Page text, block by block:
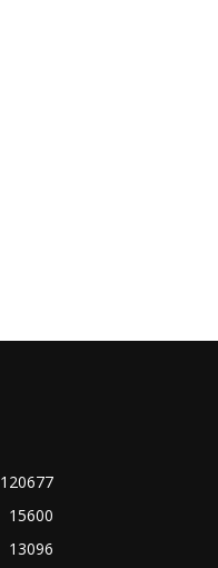
120677
15600
13096